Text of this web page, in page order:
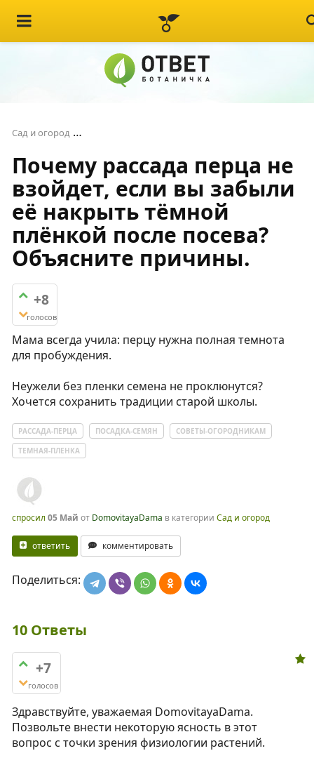
Сад и огород
Почему рассада перца не
взойдет, если вы забыли
её накрыть тёмной
плёнкой после посева?
Объясните причины.
+8
голосов
Мама всегда учила: перцу нужна полная темнота
для пробуждения.
Неужели без пленки семена не проклюнутся?
Хочется сохранить традиции старой школы.
РАССАДА-ПЕРЦА ПОСАДКА-СЕМЯН
СОВЕТЫ-ОГОРОДНИКАМ
ТЕМНАЯ-ПЛЕНКА
спросил 05 Май от DomovitayaDama в категории Сад и огород
ответить комментировать
Поделиться:
10 Ответы
+7
голосов
Здравствуйте, уважаемая DomovitayaDama.
Позвольте внести некоторую ясность в этот
вопрос с точки зрения физиологии растений.